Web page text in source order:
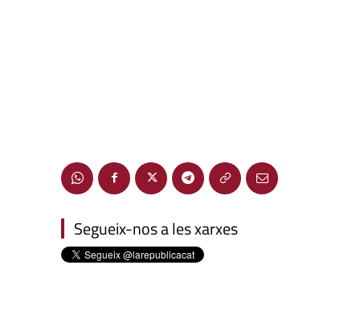
Segueix-nos a les xarxes